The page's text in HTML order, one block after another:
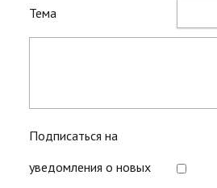
Тема
Подписаться на
уведомления о новых